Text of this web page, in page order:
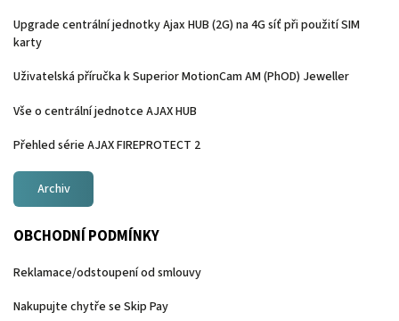
Upgrade centrální jednotky Ajax HUB (2G) na 4G síť při použití SIM
karty
Uživatelská příručka k Superior MotionCam AM (PhOD) Jeweller
Vše o centrální jednotce AJAX HUB
Přehled série AJAX FIREPROTECT 2
Archiv
OBCHODNÍ PODMÍNKY
Reklamace/odstoupení od smlouvy
Nakupujte chytře se Skip Pay